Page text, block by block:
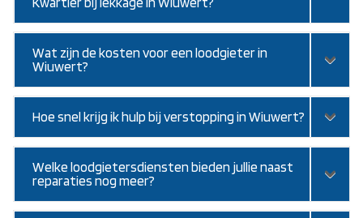
Wat zijn de kosten voor een loodgieter in
Wiuwert?
Hoe snel krijg ik hulp bij verstopping in Wiuwert?
Welke loodgietersdiensten bieden jullie naast
reparaties nog meer?